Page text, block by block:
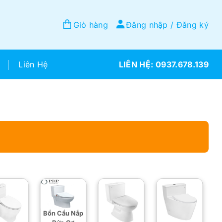
Giỏ hàng Đăng nhập / Đăng ký
Liên Hệ 0937.678.139
Bồn Cầu Nắp